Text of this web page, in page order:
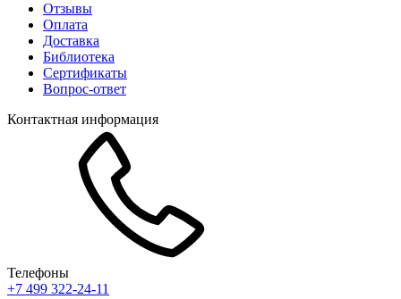
Отзывы
Оплата
Доставка
Библиотека
Сертификаты
Вопрос-ответ
Контактная информация
Телефоны
+7 499 322-24-11